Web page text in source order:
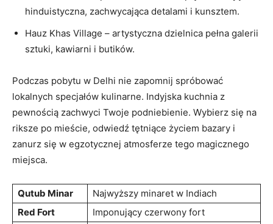
hinduistyczna, zachwycająca detalami i kunsztem.
Hauz Khas Village – artystyczna dzielnica pełna galerii
sztuki, kawiarni i⁢ butików.
Podczas pobytu⁢ w Delhi nie zapomnij spróbować
lokalnych specjałów kulinarne. Indyjska kuchnia z‌
pewnością zachwyci Twoje podniebienie. Wybierz się ​na
riksze⁣ po mieście, odwiedź tętniące życiem bazary i
zanurz się w ⁢egzotycznej atmosferze tego magicznego
miejsca.
Qutub Minar
Najwyższy minaret w Indiach
Red Fort
Imponujący ‌czerwony fort